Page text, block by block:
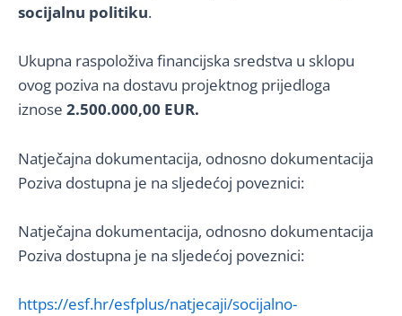
socijalnu politiku.
Ukupna raspoloživa financijska sredstva u sklopu
ovog poziva na dostavu projektnog prijedloga
iznose 2.500.000,00 EUR.
Natječajna dokumentacija, odnosno dokumentacija
Poziva dostupna je na sljedećoj poveznici:
Natječajna dokumentacija, odnosno dokumentacija
Poziva dostupna je na sljedećoj poveznici:
https://esf.hr/esfplus/natjecaji/socijalno-